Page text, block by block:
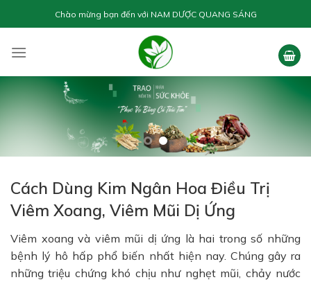
to
Chào mừng bạn đến với NAM DƯỢC QUANG SÁNG
Cách Dùng Kim Ngân Hoa Điều Trị
Viêm Xoang, Viêm Mũi Dị Ứng
Viêm xoang và viêm mũi dị ứng là hai trong số những
bệnh lý hô hấp phổ biến nhất hiện nay. Chúng gây ra
những triệu chứng khó chịu như nghẹt mũi, chảy nước